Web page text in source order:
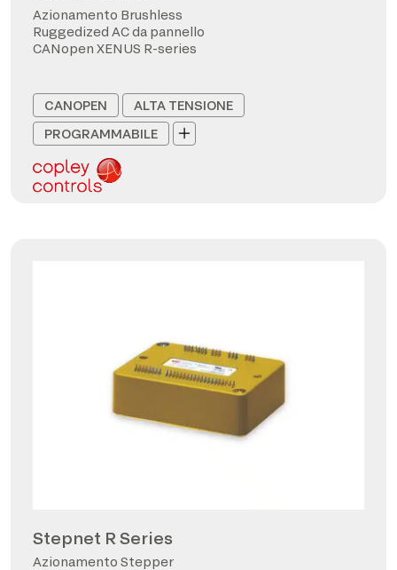
Azionamento Brushless
Ruggedized AC da pannello
CANopen XENUS R-series
CANOPEN
ALTA TENSIONE
PROGRAMMABILE
Stepnet R Series
Azionamento Stepper